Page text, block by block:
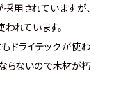
用されていますが、
れています。
ドライテックが使わ
らないので木材が朽